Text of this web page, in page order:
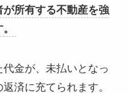
所有する不動産を強
金が、未払いとなっ
済に充てられます。